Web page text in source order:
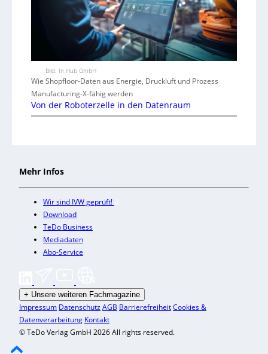
Bild: In.Hub GmbH
Wie Shopfloor-Daten aus Energie, Druckluft und Prozess
Manufacturing-X-fähig werden
Von der Roboterzelle in den Datenraum
Mehr Infos
Wir sind IVW geprüft!
Download
TeDo Business
Mediadaten
Abo-Service
+ Unsere weiteren Fachmagazine
Impressum DatenschutzAGB BarrierefreiheitCookies &
Datenverarbeitung Kontakt
© TeDo Verlag GmbH 2026 All rights reserved.